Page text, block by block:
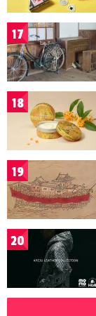
17
18
19
20